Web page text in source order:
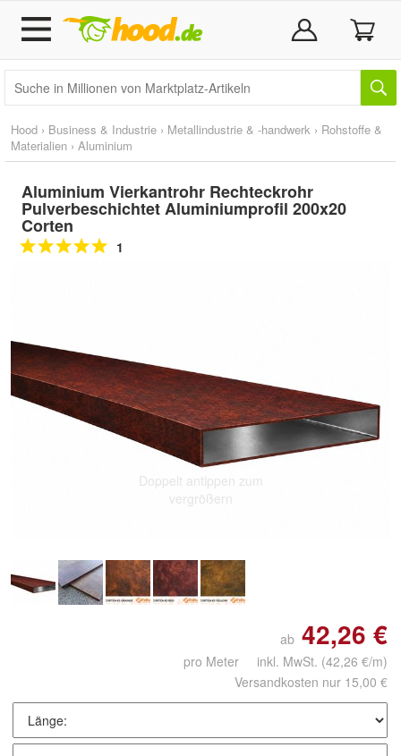
Hood › Business & Industrie › Metallindustrie & -handwerk › Rohstoffe &
Materialien › Aluminium
Aluminium Vierkantrohr Rechteckrohr
Pulverbeschichtet Aluminiumprofil 200x20
Corten
1
Doppelt antippen zum
vergrößern
ab 42,26 €
pro Meter inkl. MwSt. (42,26 €/m)
Versandkosten nur 15,00 €